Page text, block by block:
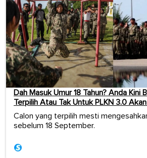
Dah Masuk Umur 18 Tahun? Anda Kini
Terpilih Atau Tak Untuk PLKN 3.0
Calon yang terpilih mesti
sebelum 18 September.